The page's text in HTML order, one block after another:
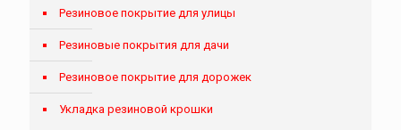
Резиновое покрытие для улицы
Резиновые покрытия для дачи
Резиновое покрытие для дорожек
Укладка резиновой крошки